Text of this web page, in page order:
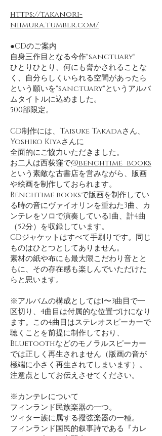
https://takanori-
niimura.tumblr.com/
●CDのご案内
自身三作目となる今作"sanctuary"
ひとりひとり、何にも脅かされることな
く、自分らしくいられる空間があったら
という願いを"sanctuary"というアルバ
ムタイトルに込めました。
500部限定。
CD制作には、Taisuke Takadaさん、
Yoshiko Kiyaさんに
全面的にご協力いただきました。
お二人は西荻窪で@benchtime_books
という素敵な古書店を営みながら、版画
や絵画を制作しておられます。
Benchtime booksで版画を制作してい
る時の音にヴァイオリンを重ねた3曲、カ
ンテレをソロで演奏している1曲、計4曲
（52分）を収録しています。
CDジャケットはすべて手刷りです。同じ
ものはひとつとしてありません。
素材の紙や布にも最大限こだわり音とと
もに、その存在感も楽しんでいただけた
らと思います。
※アルバムの構成としては1〜3曲目で一
区切り、4曲目は付属的な位置づけになり
ます。この4曲目はステレオスピーカーで
聴くことを前提に制作しており、
Bluetoothなどのモノラルスピーカー
では正しく再生されません（版画の音が
極端に小さく再生されてしまいます）。
注意点としてお伝えさせてください。
※カンテレについて
フィンランド民族楽器の一つ。
ツィター族に属する撥弦楽器の一種。
フィンランド国民的叙事詩である『カレ